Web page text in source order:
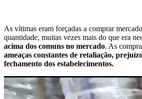
As vítimas eram forçadas a comprar
quantidade, muitas vezes mais do que era
acima dos comuns no mercado. As
ameaças constantes de retaliação,
fechamento dos estabelecimentos.